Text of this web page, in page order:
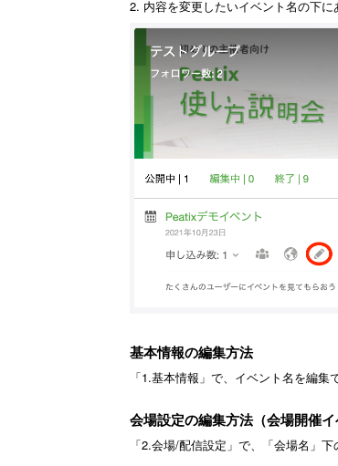
2. 内容を変更したいイベント名の下に
基本情報の編集方法
「1.基本情報」で、イベント名を編集
会場設定の編集方法（会場開催イ
「2.会場/配信設定」で、「会場名」